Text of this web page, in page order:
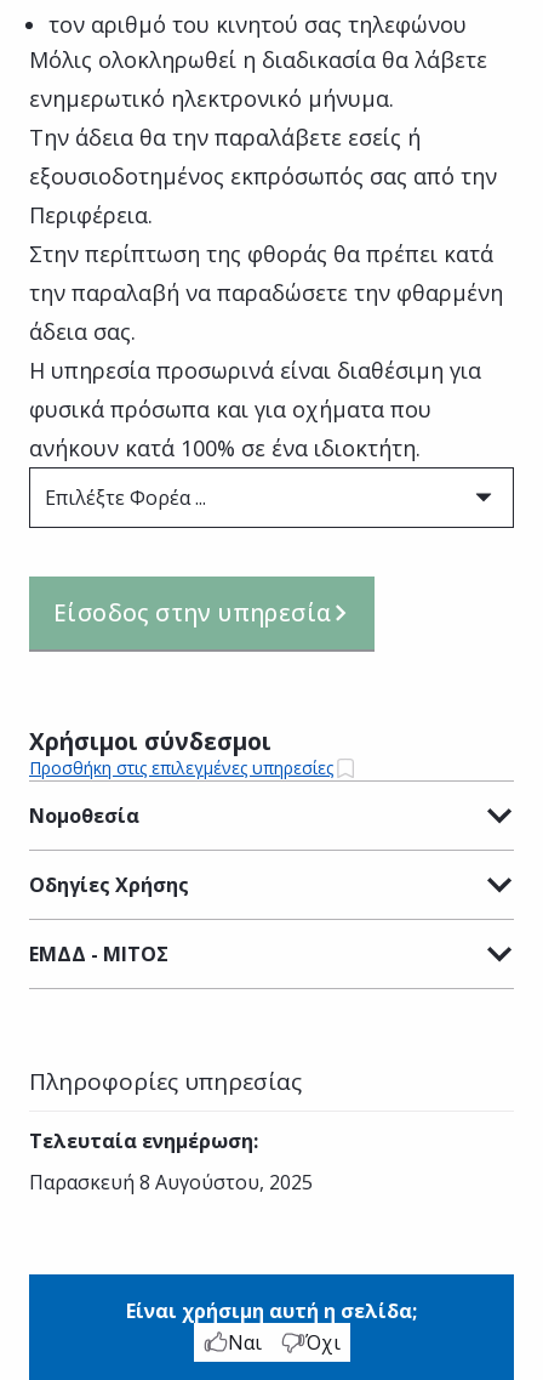
τον αριθμό του κινητού σας τηλεφώνου
Μόλις ολοκληρωθεί η διαδικασία θα λάβετε
ενημερωτικό ηλεκτρονικό μήνυμα.
Την άδεια θα την παραλάβετε εσείς ή
εξουσιοδοτημένος εκπρόσωπός σας από την
Περιφέρεια.
Στην περίπτωση της φθοράς θα πρέπει κατά
την παραλαβή να παραδώσετε την φθαρμένη
άδεια σας.
Η υπηρεσία προσωρινά είναι διαθέσιμη για
φυσικά πρόσωπα και για οχήματα που
ανήκουν κατά 100% σε ένα ιδιοκτήτη.
Επιλέξτε Φορέα ...
Είσοδος στην υπηρεσία
Χρήσιμοι σύνδεσμοι
Προσθήκη στις επιλεγμένες υπηρεσίες
Νομοθεσία
Οδηγίες Χρήσης
ΕΜΔΔ - ΜΙΤΟΣ
Πληροφορίες υπηρεσίας
Τελευταία ενημέρωση:
Παρασκευή 8 Αυγούστου, 2025
Είναι χρήσιμη αυτή η σελίδα;
Ναι
Όχι